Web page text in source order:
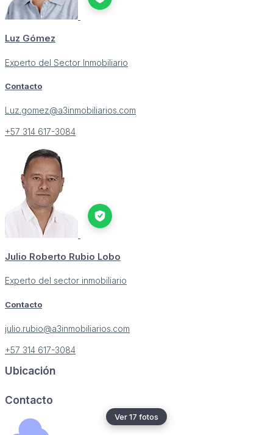
Ver 17 fotos
Luz Gómez
Experto del Sector Inmobiliario
Contacto
Luz.gomez@a3inmobiliarios.com
+57 314 617-3084
Julio Roberto Rubio Lobo
Experto del sector inmobiliario
Contacto
julio.rubio@a3inmobiliarios.com
+57 314 617-3084
Ubicación
Contacto